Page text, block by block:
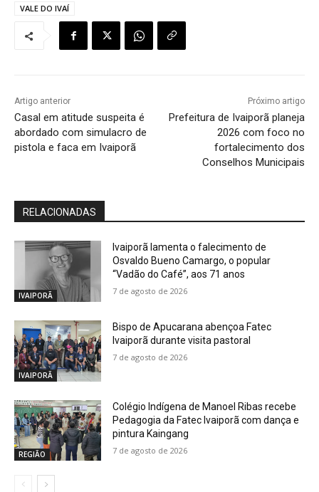
VALE DO IVAÍ
Artigo anterior
Casal em atitude suspeita é
abordado com simulacro de
pistola e faca em Ivaiporã
Próximo artigo
Prefeitura de Ivaiporã planeja
2026 com foco no
fortalecimento dos
Conselhos Municipais
RELACIONADAS
IVAIPORÃ
Ivaiporã lamenta o falecimento de
Osvaldo Bueno Camargo, o popular
“Vadão do Café”, aos 71 anos
7 de agosto de 2026
IVAIPORÃ
Bispo de Apucarana abençoa Fatec
Ivaiporã durante visita pastoral
7 de agosto de 2026
REGIÃO
Colégio Indígena de Manoel Ribas recebe
Pedagogia da Fatec Ivaiporã com dança e
pintura Kaingang
7 de agosto de 2026